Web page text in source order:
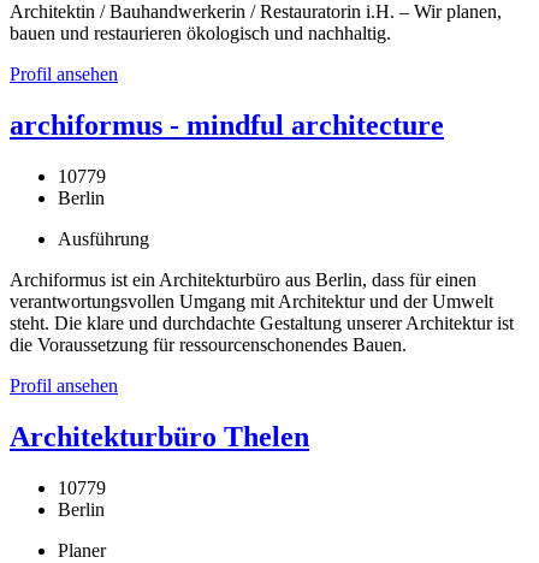
Architektin / Bauhandwerkerin / Restauratorin i.H. – Wir planen,
bauen und restaurieren ökologisch und nachhaltig.
Profil ansehen
archiformus - mindful architecture
10779
Berlin
Ausführung
Archiformus ist ein Architekturbüro aus Berlin, dass für einen
verantwortungsvollen Umgang mit Architektur und der Umwelt
steht. Die klare und durchdachte Gestaltung unserer Architektur ist
die Voraussetzung für ressourcenschonendes Bauen.
Profil ansehen
Architekturbüro Thelen
10779
Berlin
Planer